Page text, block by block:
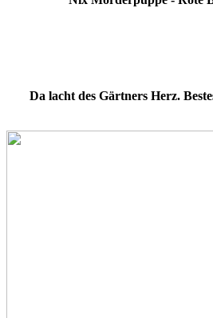
Da lacht des Gärtners Herz.